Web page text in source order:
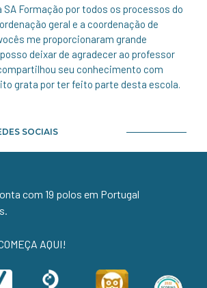
SA Formação por todos os processos do
geral e a coordenação de
me proporcionaram grande
deixar de agradecer ao professor
seu conhecimento com
grata por ter feito parte desta escola.
SOCIAIS
com 19 polos em Portugal
AQUI!